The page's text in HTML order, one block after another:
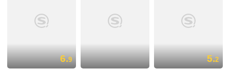
6.9 5.2